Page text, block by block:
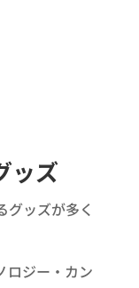
ッズ
グッズが多く
ロジー・カン